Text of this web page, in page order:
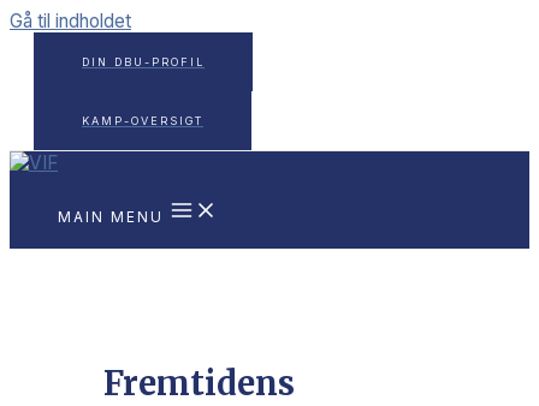
Gå til indholdet
DIN DBU-PROFIL
KAMP-OVERSIGT
MAIN MENU
Fremtidens